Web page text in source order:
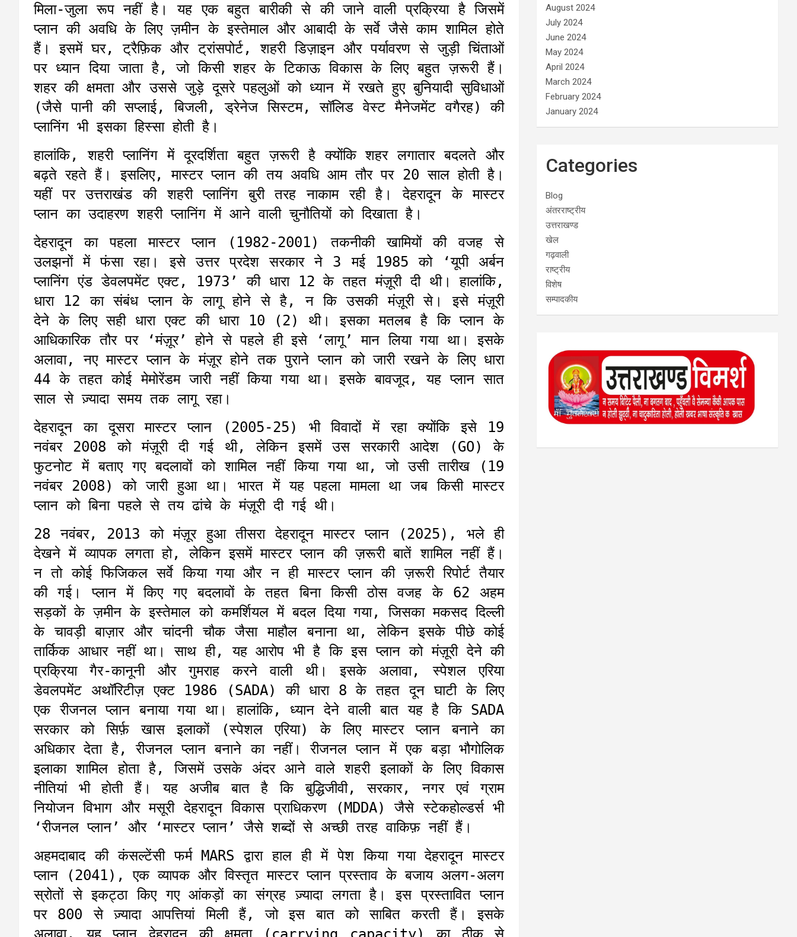
मिला-जुला रूप नहीं है। यह एक बहुत बारीकी से की जाने वाली प्रक्रिया है जिसमें
प्लान की अवधि के लिए ज़मीन के इस्तेमाल और आबादी के सर्वे जैसे काम शामिल होते
हैं। इसमें घर, ट्रैफ़िक और ट्रांसपोर्ट, शहरी डिज़ाइन और पर्यावरण से जुड़ी चिंताओं
पर ध्यान दिया जाता है, जो किसी शहर के टिकाऊ विकास के लिए बहुत ज़रूरी हैं।
शहर की क्षमता और उससे जुड़े दूसरे पहलुओं को ध्यान में रखते हुए बुनियादी सुविधाओं
(जैसे पानी की सप्लाई, बिजली, ड्रेनेज सिस्टम, सॉलिड वेस्ट मैनेजमेंट वगैरह) की
प्लानिंग भी इसका हिस्सा होती है।
हालांकि, शहरी प्लानिंग में दूरदर्शिता बहुत ज़रूरी है क्योंकि शहर लगातार बदलते और
बढ़ते रहते हैं। इसलिए, मास्टर प्लान की तय अवधि आम तौर पर 20 साल होती है।
यहीं पर उत्तराखंड की शहरी प्लानिंग बुरी तरह नाकाम रही है। देहरादून के मास्टर
प्लान का उदाहरण शहरी प्लानिंग में आने वाली चुनौतियों को दिखाता है।
देहरादून का पहला मास्टर प्लान (1982-2001) तकनीकी खामियों की वजह से
उलझनों में फंसा रहा। इसे उत्तर प्रदेश सरकार ने 3 मई 1985 को ‘यूपी अर्बन
प्लानिंग एंड डेवलपमेंट एक्ट, 1973’ की धारा 12 के तहत मंज़ूरी दी थी। हालांकि,
धारा 12 का संबंध प्लान के लागू होने से है, न कि उसकी मंज़ूरी से। इसे मंज़ूरी
देने के लिए सही धारा एक्ट की धारा 10 (2) थी। इसका मतलब है कि प्लान के
आधिकारिक तौर पर ‘मंज़ूर’ होने से पहले ही इसे ‘लागू’ मान लिया गया था। इसके
अलावा, नए मास्टर प्लान के मंज़ूर होने तक पुराने प्लान को जारी रखने के लिए धारा
44 के तहत कोई मेमोरेंडम जारी नहीं किया गया था। इसके बावजूद, यह प्लान सात
साल से ज़्यादा समय तक लागू रहा।
देहरादून का दूसरा मास्टर प्लान (2005-25) भी विवादों में रहा क्योंकि इसे 19
नवंबर 2008 को मंज़ूरी दी गई थी, लेकिन इसमें उस सरकारी आदेश (GO) के
फुटनोट में बताए गए बदलावों को शामिल नहीं किया गया था, जो उसी तारीख (19
नवंबर 2008) को जारी हुआ था। भारत में यह पहला मामला था जब किसी मास्टर
प्लान को बिना पहले से तय ढांचे के मंज़ूरी दी गई थी।
28 नवंबर, 2013 को मंज़ूर हुआ तीसरा देहरादून मास्टर प्लान (2025), भले ही
देखने में व्यापक लगता हो, लेकिन इसमें मास्टर प्लान की ज़रूरी बातें शामिल नहीं हैं।
न तो कोई फिजिकल सर्वे किया गया और न ही मास्टर प्लान की ज़रूरी रिपोर्ट तैयार
की गई। प्लान में किए गए बदलावों के तहत बिना किसी ठोस वजह के 62 अहम
सड़कों के ज़मीन के इस्तेमाल को कमर्शियल में बदल दिया गया, जिसका मकसद दिल्ली
के चावड़ी बाज़ार और चांदनी चौक जैसा माहौल बनाना था, लेकिन इसके पीछे कोई
तार्किक आधार नहीं था। साथ ही, यह आरोप भी है कि इस प्लान को मंज़ूरी देने की
प्रक्रिया गैर-कानूनी और गुमराह करने वाली थी। इसके अलावा, स्पेशल एरिया
डेवलपमेंट अथॉरिटीज़ एक्ट 1986 (SADA) की धारा 8 के तहत दून घाटी के लिए
एक रीजनल प्लान बनाया गया था। हालांकि, ध्यान देने वाली बात यह है कि SADA
सरकार को सिर्फ़ खास इलाकों (स्पेशल एरिया) के लिए मास्टर प्लान बनाने का
अधिकार देता है, रीजनल प्लान बनाने का नहीं। रीजनल प्लान में एक बड़ा भौगोलिक
इलाका शामिल होता है, जिसमें उसके अंदर आने वाले शहरी इलाकों के लिए विकास
नीतियां भी होती हैं। यह अजीब बात है कि बुद्धिजीवी, सरकार, नगर एवं ग्राम
नियोजन विभाग और मसूरी देहरादून विकास प्राधिकरण (MDDA) जैसे स्टेकहोल्डर्स भी
‘रीजनल प्लान’ और ‘मास्टर प्लान’ जैसे शब्दों से अच्छी तरह वाकिफ़ नहीं हैं।
अहमदाबाद की कंसल्टेंसी फर्म MARS द्वारा हाल ही में पेश किया गया देहरादून मास्टर
प्लान (2041), एक व्यापक और विस्तृत मास्टर प्लान प्रस्ताव के बजाय अलग-अलग
स्रोतों से इकट्ठा किए गए आंकड़ों का संग्रह ज़्यादा लगता है। इस प्रस्तावित प्लान
पर 800 से ज़्यादा आपत्तियां मिली हैं, जो इस बात को साबित करती हैं। इसके
August 2024
July 2024
June 2024
May 2024
April 2024
March 2024
February 2024
January 2024
Categories
Blog
अंतरराष्ट्रीय
उत्तराखण्ड
खेल
गढ़वाली
राष्ट्रीय
विशेष
सम्पादकीय